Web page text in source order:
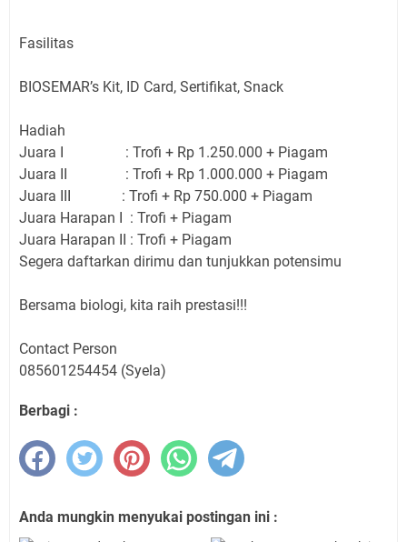
Fasilitas
BIOSEMAR’s Kit, ID Card, Sertifikat, Snack
Hadiah
Juara I : Trofi + Rp 1.250.000 + Piagam
Juara II : Trofi + Rp 1.000.000 + Piagam
Juara III : Trofi + Rp 750.000 + Piagam
Juara Harapan I : Trofi + Piagam
Juara Harapan II : Trofi + Piagam
Segera daftarkan dirimu dan tunjukkan potensimu
Bersama biologi, kita raih prestasi!!!
Contact Person
085601254454 (Syela)
Berbagi :
Anda mungkin menyukai postingan ini :